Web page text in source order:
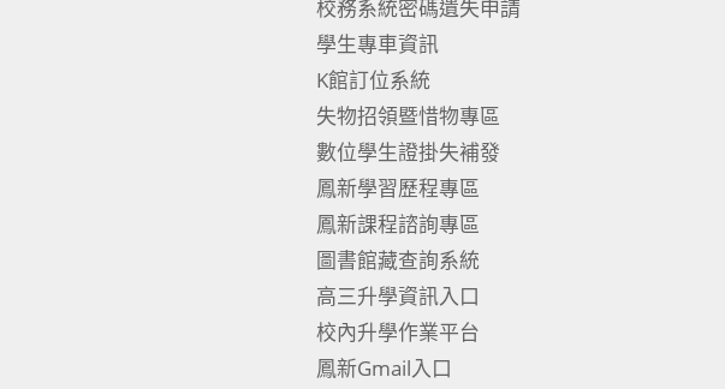
校務系統密碼遺失申請
學生專車資訊
K館訂位系統
失物招領暨惜物專區
數位學生證掛失補發
鳳新學習歷程專區
鳳新課程諮詢專區
圖書館藏查詢系統
高三升學資訊入口
校內升學作業平台
鳳新Gmail入口